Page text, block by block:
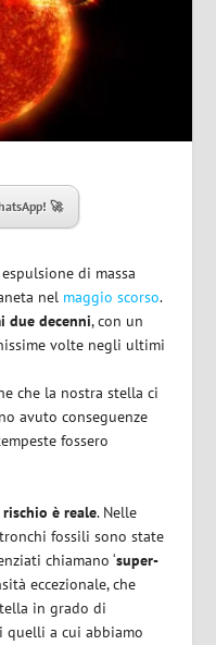
🚀
di massa
nel maggio scorso.
due decenni, con un
volte negli ultimi
che la nostra stella ci
avuto conseguenze
fossero
rischio è reale. Nelle
fossili sono state
chiamano ‘super-
eccezionale, che
in grado di
quelli a cui abbiamo